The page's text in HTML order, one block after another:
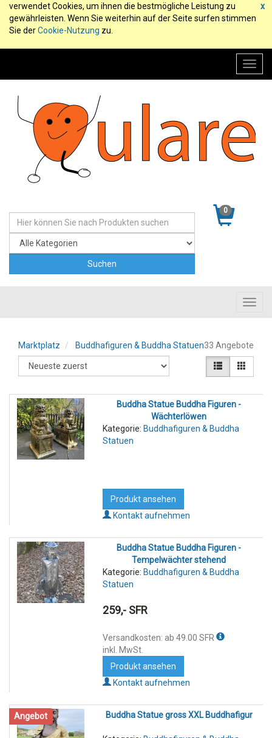
x
verwendet Cookies, um ihnen die bestmögliche Leistung zu
gewährleisten. Wenn Sie weiterhin auf der Seite surfen stimmen
Sie derCookie-Nutzung zu.
0
Marktplatz Buddhafiguren & Buddha Statuen33 Angebote
Buddha Statue Buddha Figuren -
Wächterlöwen
Kategorie: Buddhafiguren & Buddha
Statuen
Produkt ansehen
Kontakt aufnehmen
Buddha Statue Buddha Figuren -
Tempelwächter stehend
Kategorie: Buddhafiguren & Buddha
Statuen
259,- SFR
Versandkosten: ab 49.00 SFR
inkl. MwSt.
Produkt ansehen
Kontakt aufnehmen
Angebot Buddha Statue gross XXL Buddhafigur